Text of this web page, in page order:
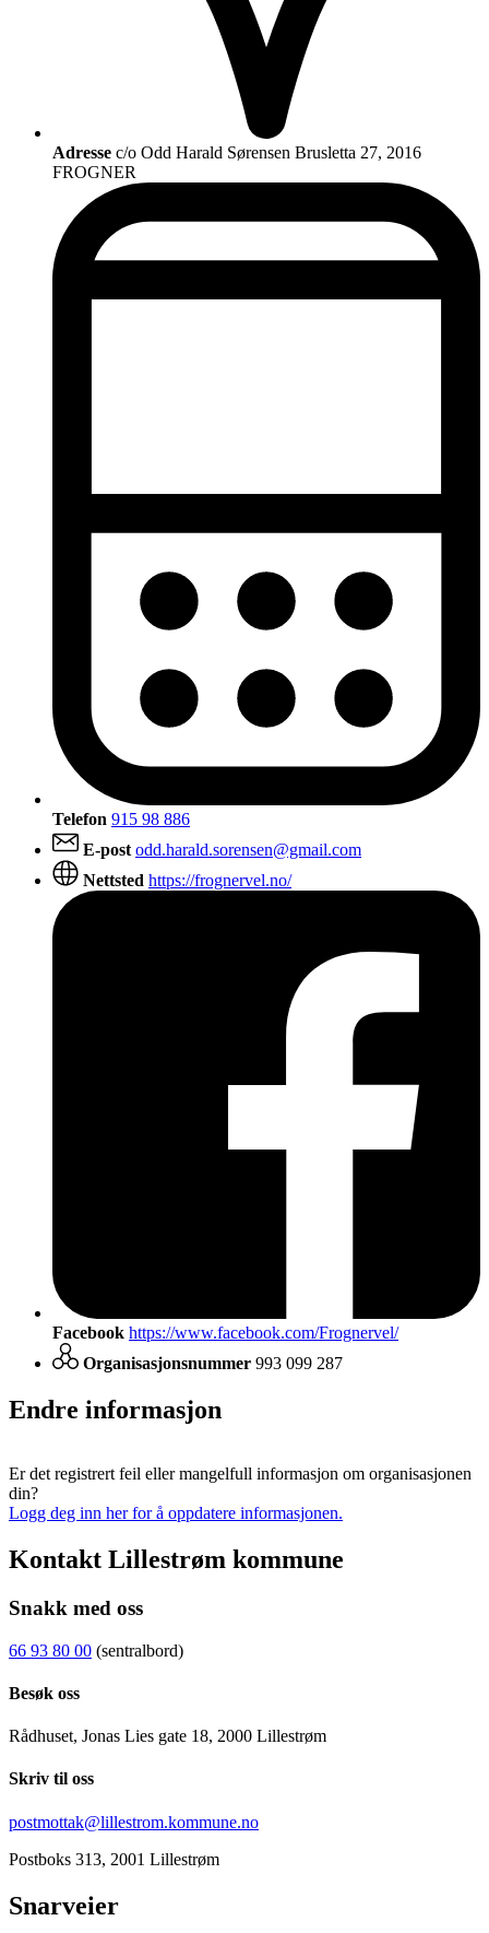
Adresse c/o Odd Harald Sørensen Brusletta 27, 2016
FROGNER
Telefon 915 98 886
E-post odd.harald.sorensen@gmail.com
Nettsted https://frognervel.no/
Facebook https://www.facebook.com/Frognervel/
Organisasjonsnummer 993 099 287
Endre informasjon
Er det registrert feil eller mangelfull informasjon om organisasjonen
din?
Logg deg inn her for å oppdatere informasjonen.
Kontakt Lillestrøm kommune
Snakk med oss
66 93 80 00 (sentralbord)
Besøk oss
Rådhuset, Jonas Lies gate 18, 2000 Lillestrøm
Skriv til oss
postmottak@lillestrom.kommune.no
Postboks 313, 2001 Lillestrøm
Snarveier